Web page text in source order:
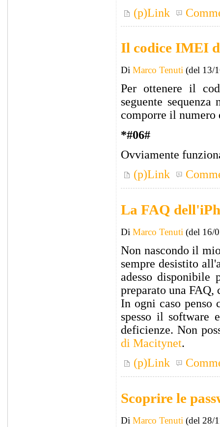
(p)Link
Il codice IMEI
Di Marco Tenuti (del 13/
Per ottenere il
seguente
comporre il numero
*#06#
Ovviamente
(p)Link
La FAQ
Di Marco Tenuti (del 16/
Non nascondo il
sempre desistito
adesso
preparato una FAQ,
In ogni caso penso
spesso il software
deficienze. Non
di Macitynet.
(p)Link
Scoprire le
Di Marco Tenuti (del 28/